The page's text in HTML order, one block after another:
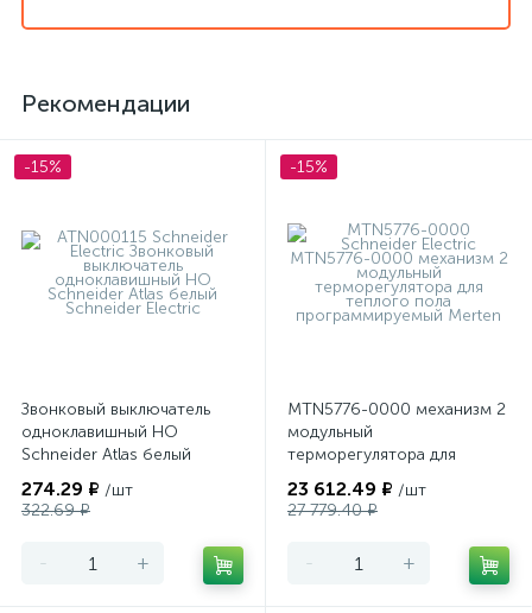
Рекомендации
-15%
Звонковый выключатель
одноклавишный НО
Schneider Atlas белый
274.29 ₽ /шт
322.69 ₽
- +
-15%
MTN5776-0000 механизм 2
модульный
терморегулятора для
программируемый Merten
23 612.49 ₽ /шт
27 779.40 ₽
- +